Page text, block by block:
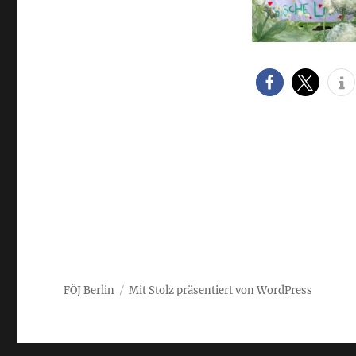
FÖJ Berlin Mit Stolz präsentiert von WordPress